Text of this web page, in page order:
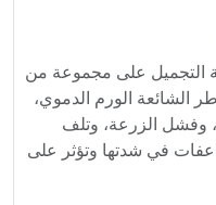
التجميل على مجموعة من
الشائعة الورم الدموي،
وفشل الزرعة، وتلف
في شدتها وتؤثر على